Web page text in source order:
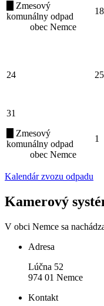
Zmesový
komunálny odpad
obec Nemce
18
24 25
31
Zmesový
komunálny odpad
obec Nemce
1
Kalendár zvozu odpadu
Kamerový
V obci Nemce sa
Adresa
Lúčna 52
974 01 Nemce
Kontakt